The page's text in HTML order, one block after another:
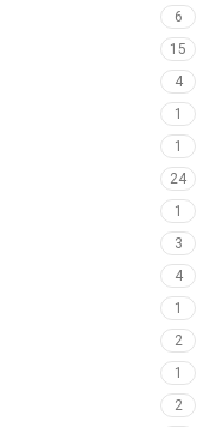
6
15
4
1
1
24
1
3
4
1
2
1
2